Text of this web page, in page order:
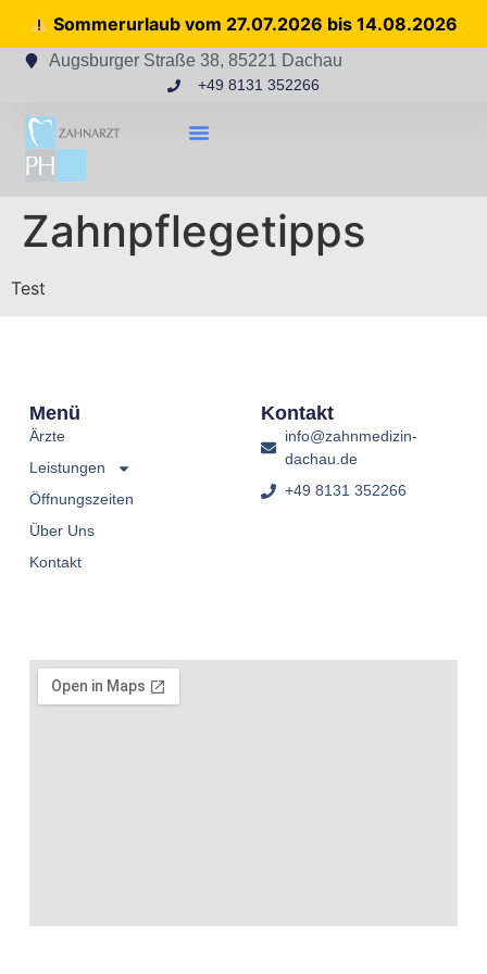
Sommerurlaub vom 27.07.2026 bis 14.08.2026
Augsburger Straße 38, 85221 Dachau
+49 8131 352266
Zahnpflegetipps
Test
Menü
Ärzte
Leistungen
Öffnungszeiten
Über Uns
Kontakt
Kontakt
info@zahnmedizin-
dachau.de
+49 8131 352266